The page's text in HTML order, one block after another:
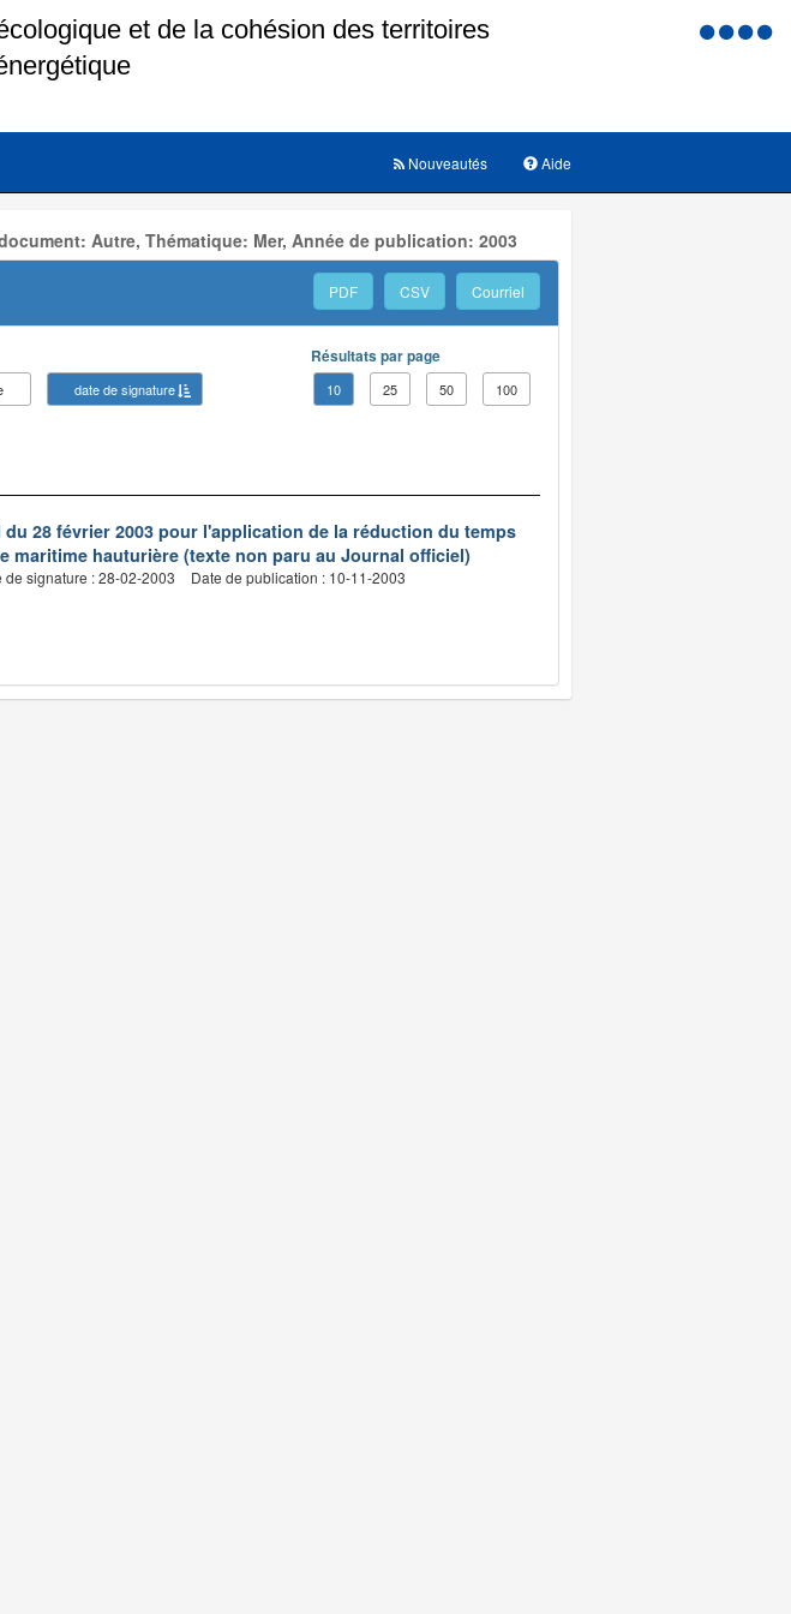
Menu
Aide
Nouveautés
Autre, Thématique: Mer, Année de publication: 2003
PDF CSV Courriel
date de signature
Résultats par page
10 25 50 100
28 février 2003 pour l'application de la réduction du temps
maritime hauturière (texte non paru au Journal officiel)
de signature : 28-02-2003 Date de publication : 10-11-2003